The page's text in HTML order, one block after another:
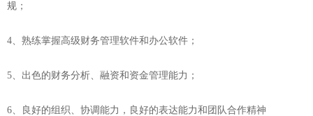
规；
4、熟练掌握高级财务管理软件和办公软件；
5、出色的财务分析、融资和资金管理能力；
6、良好的组织、协调能力，良好的表达能力和团队合作精神